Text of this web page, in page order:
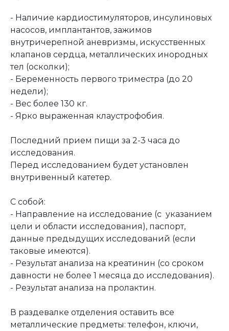
- Наличие кардиостимуляторов, инсулиновых
насосов, имплантантов, зажимов
внутричерепной аневризмы, искусственных
клапанов сердца, металлических инородных
тел (осколки);
- Беременность первого триместра (до 20
недели);
- Вес более 130 кг.
- Ярко выраженная клаустрофобия.
Последний прием пищи за 2-3 часа до
исследования.
Перед исследованием будет установлен
внутривенный катетер.
С собой:
- Направление на исследование (с указанием
цели и области исследования), паспорт,
данные предыдущих исследований (если
таковые имеются).
- Результат анализа на креатинин (со сроком
давности не более 1 месяца до исследования).
- Результат анализа на пролактин.
В раздевалке отделения оставить все
металлические предметы: телефон, ключи,